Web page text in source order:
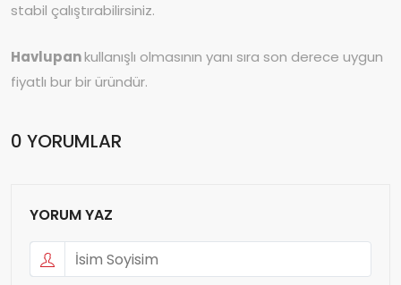
stabil çalıştırabilirsiniz.
Havlupankullanışlı olmasının yanı sıra son derece uygun
fiyatlı bur bir üründür.
0 YORUMLAR
YORUM YAZ